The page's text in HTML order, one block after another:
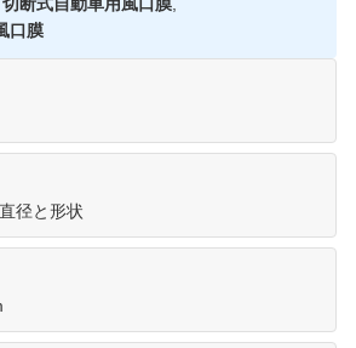
口膜
径と形状